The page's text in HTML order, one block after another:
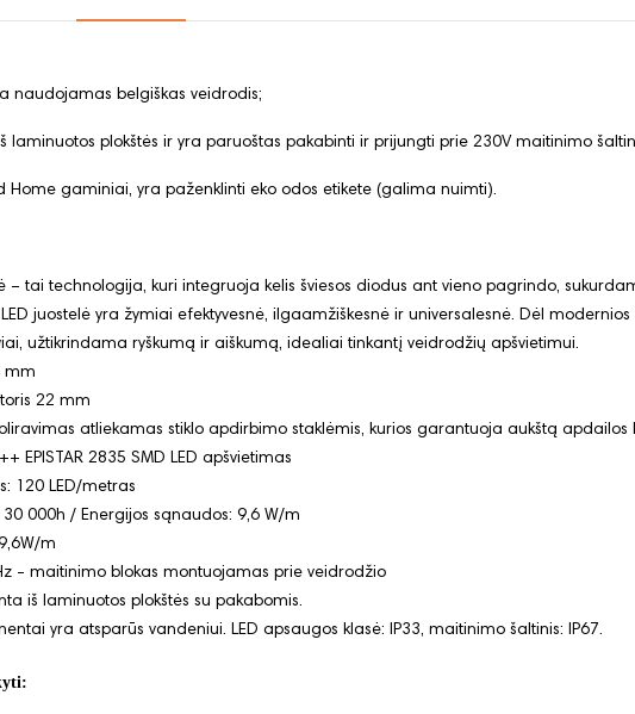
naudojamas belgiškas veidrodis;
laminuotos plokštės ir yra paruoštas pakabinti ir prijungti prie 230V maitinimo
Home gaminiai, yra paženklinti eko odos etikete (galima nuimti).
– tai technologija, kuri integruoja kelis šviesos diodus ant vieno pagrindo,
juostelė yra žymiai efektyvesnė, ilgaamžiškesnė ir universalesnė. Dėl
užtikrindama ryškumą ir aiškumą, idealiai tinkantį veidrodžių apšvietimui.
mm
22 mm
atliekamas stiklo apdirbimo staklėmis, kurios garantuoja aukštą apdailos
EPISTAR 2835 SMD LED apšvietimas
120 LED/metras
000h / Energijos sąnaudos: 9,6 W/m
m
- maitinimo blokas montuojamas prie veidrodžio
iš laminuotos plokštės su pakabomis.
yra atsparūs vandeniui. LED apsaugos klasė: IP33, maitinimo šaltinis: IP67.